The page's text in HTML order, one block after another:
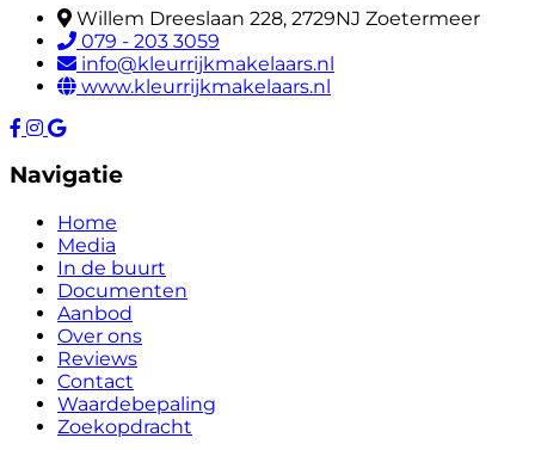
Willem Dreeslaan 228, 2729NJ Zoetermeer
079 - 203 3059
info@kleurrijkmakelaars.nl
www.kleurrijkmakelaars.nl
Navigatie
Home
Media
In de buurt
Documenten
Aanbod
Over ons
Reviews
Contact
Waardebepaling
Zoekopdracht